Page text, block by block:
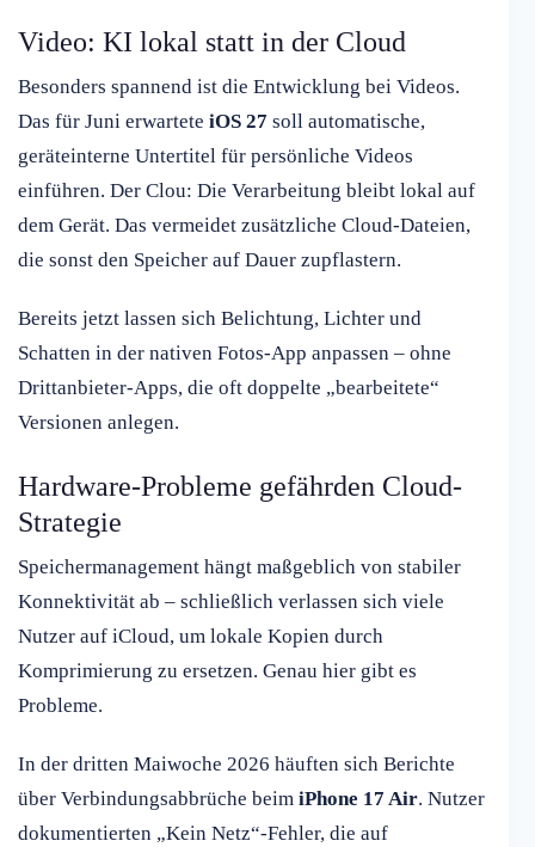
Video: KI lokal statt in der Cloud
Besonders spannend ist die Entwicklung bei Videos.
Das für Juni erwartete iOS 27 soll automatische,
geräteinterne Untertitel für persönliche Videos
einführen. Der Clou: Die Verarbeitung bleibt lokal auf
dem Gerät. Das vermeidet zusätzliche Cloud-Dateien,
die sonst den Speicher auf Dauer zupflastern.
Bereits jetzt lassen sich Belichtung, Lichter und
Schatten in der nativen Fotos-App anpassen – ohne
Drittanbieter-Apps, die oft doppelte „bearbeitete“
Versionen anlegen.
Hardware-Probleme gefährden Cloud-
Strategie
Speichermanagement hängt maßgeblich von stabiler
Konnektivität ab – schließlich verlassen sich viele
Nutzer auf iCloud, um lokale Kopien durch
Komprimierung zu ersetzen. Genau hier gibt es
Probleme.
In der dritten Maiwoche 2026 häuften sich Berichte
über Verbindungsabbrüche beim iPhone 17 Air. Nutzer
dokumentierten „Kein Netz“-Fehler, die auf